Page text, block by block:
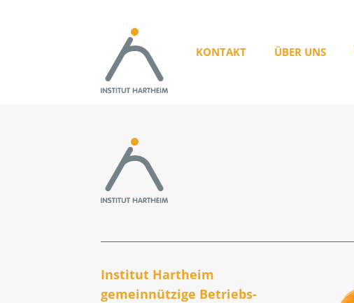
KONTAKT ÜBER UNS
Institut Hartheim
gemeinnützige Betriebs­